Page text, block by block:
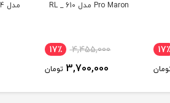
17٪
Pro Maron مدل RL _ 610
4,455,000 17٪
3,700,000 تومان
مدل RL-614